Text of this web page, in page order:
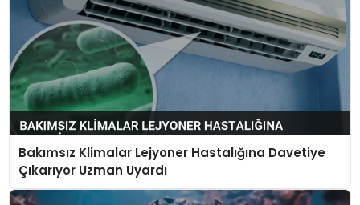
Bakımsız Klimalar Lejyoner Hastalığına Davetiye
Çıkarıyor Uzman Uyardı